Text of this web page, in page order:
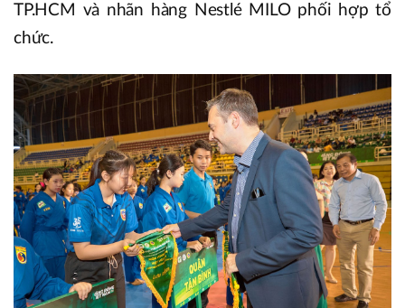
TP.HCM và nhãn hàng Nestlé MILO phối hợp tổ
chức.